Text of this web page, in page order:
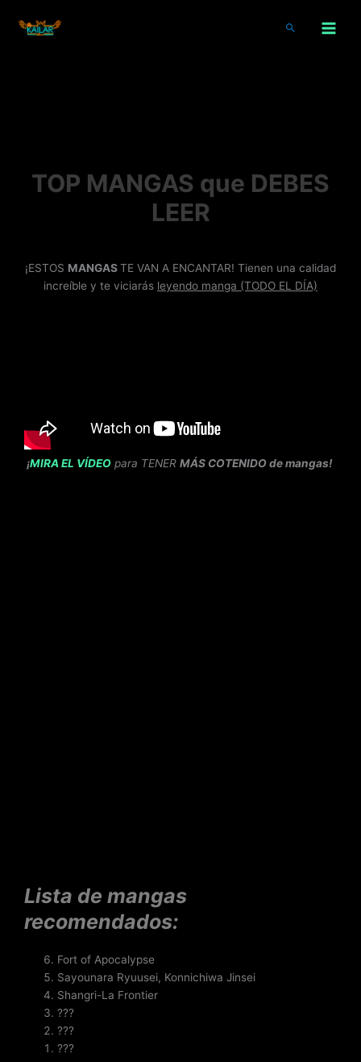
Buscar
TOP MANGAS que DEBES
LEER
¡ESTOS MANGASTE VAN A ENCANTAR! Tienen una calidad
increíble y te viciarás leyendo manga (TODO EL DÍA)
¡MIRA EL VÍDEO para TENER MÁS COTENIDO de mangas!
Lista de mangas
recomendados:
Fort of Apocalypse
Sayounara Ryuusei, Konnichiwa Jinsei
Shangri-La Frontier
???
???
???